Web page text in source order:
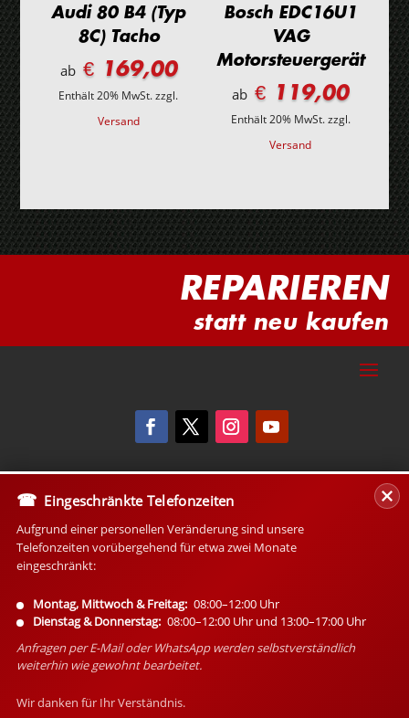
Audi 80 B4 (Typ
8C) Tacho
ab€ 169,00
Enthält 20% MwSt.zzgl.
Versand
Bosch EDC16U1
VAG
Motorsteuergerät
ab € 119,00
Enthält 20% MwSt.zzgl.
Versand
REPARIEREN
statt neu kaufen
Eingeschränkte Telefonzeiten
Aufgrund einer personellen Veränderung sind unsere
Telefonzeiten vorübergehend für etwa zwei Monate
eingeschränkt:
Montag, Mittwoch & Freitag: 08:00–12:00 Uhr
Dienstag & Donnerstag: 08:00–12:00 Uhr und 13:00–17:00 Uhr
Anfragen per E-Mail oder WhatsApp werden selbstverständlich
weiterhin wie gewohnt bearbeitet.
Wir danken für Ihr Verständnis.